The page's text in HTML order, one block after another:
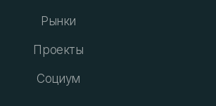
Рынки
Проекты
Социум